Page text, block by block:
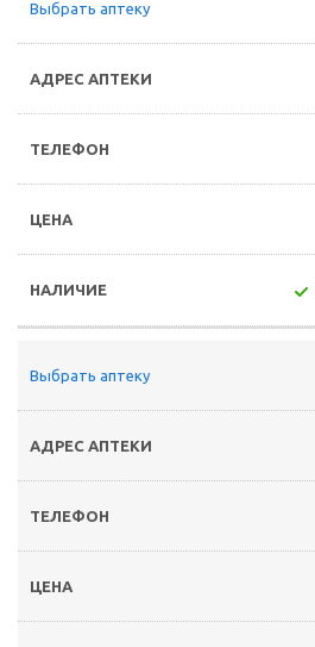
Выбрать аптеку
Выбрать аптеку